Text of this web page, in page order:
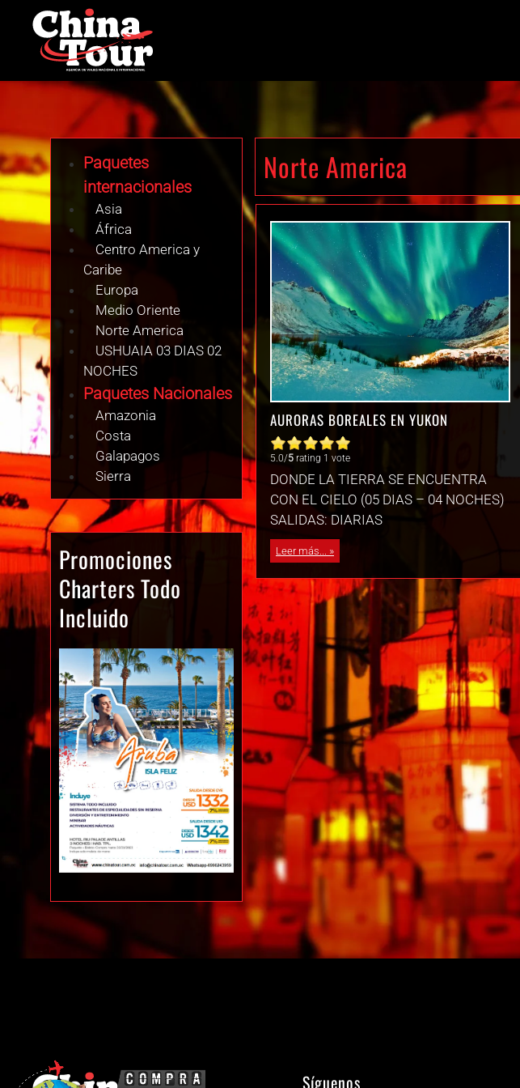
Norte America
AURORAS BOREALES EN YUKON
5.0/5 rating 1 vote
DONDE LA TIERRA SE ENCUENTRA
CON EL CIELO (05 DIAS – 04 NOCHES)
SALIDAS: DIARIAS
Leer más...
Paquetes
internacionales
Asia
África
Centro America y
Caribe
Europa
Medio Oriente
Norte America
USHUAIA 03 DIAS 02
NOCHES
Paquetes Nacionales
Amazonia
Costa
Galapagos
Sierra
Promociones
Charters Todo
Incluido
Síguenos